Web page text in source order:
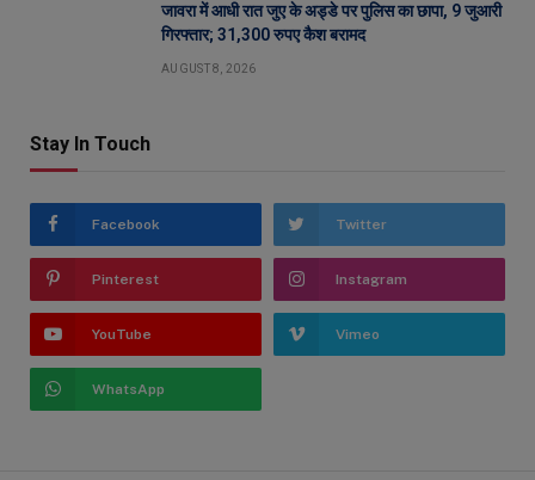
जावरा में आधी रात जुए के अड्डे पर पुलिस का छापा, 9 जुआरी
गिरफ्तार; 31,300 रुपए कैश बरामद
AUGUST 8, 2026
Stay In Touch
Facebook Twitter
Pinterest Instagram
YouTube Vimeo
WhatsApp